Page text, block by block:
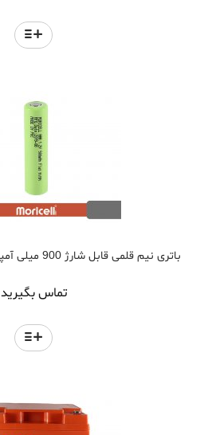
باتری نیم قلمی قابل شارژ 900 میلی آمپر ساعت سرتخت موریسل
تماس بگیرید